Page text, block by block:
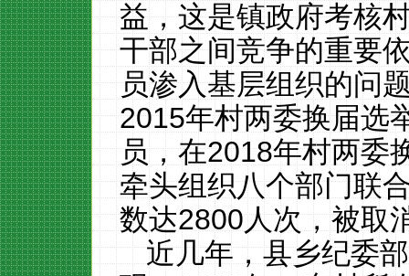
益，这是镇政府考核
干部之间竞争的重要
员渗入基层组织的问
2015年村两委换届选
员，在2018年村两委
牵头组织八个部门联
数达2800人次，被取
近几年，县乡纪委